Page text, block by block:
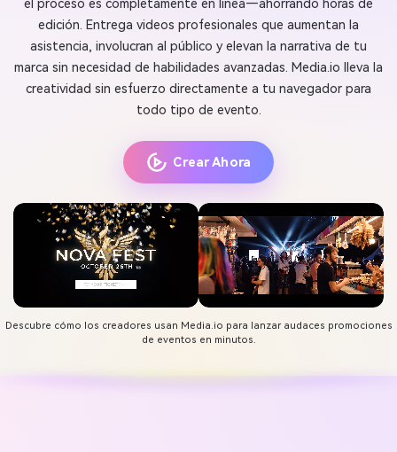
el proceso es completamente en línea—ahorrando horas de
edición. Entrega videos profesionales que aumentan la
asistencia, involucran al público y elevan la narrativa de tu
marca sin necesidad de habilidades avanzadas. Media.io lleva la
creatividad sin esfuerzo directamente a tu navegador para
todo tipo de evento.
Crear Ahora
Descubre cómo los creadores usan Media.io para lanzar audaces promociones
de eventos en minutos.